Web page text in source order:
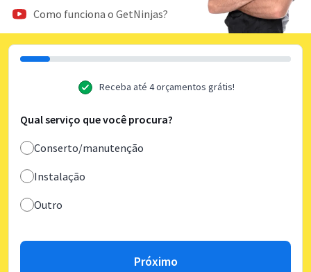
Como funciona o GetNinjas?
Receba até 4 orçamentos grátis!
Qual serviço que você procura?
Conserto/manutenção
Instalação
Outro
Próximo